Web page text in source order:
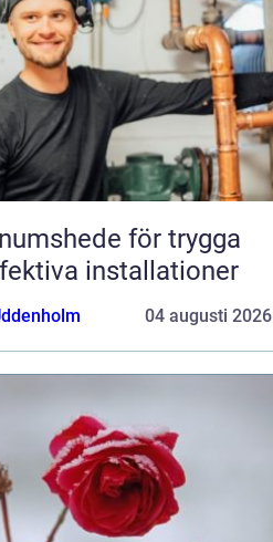
för trygga
installationer
04 augusti 2026